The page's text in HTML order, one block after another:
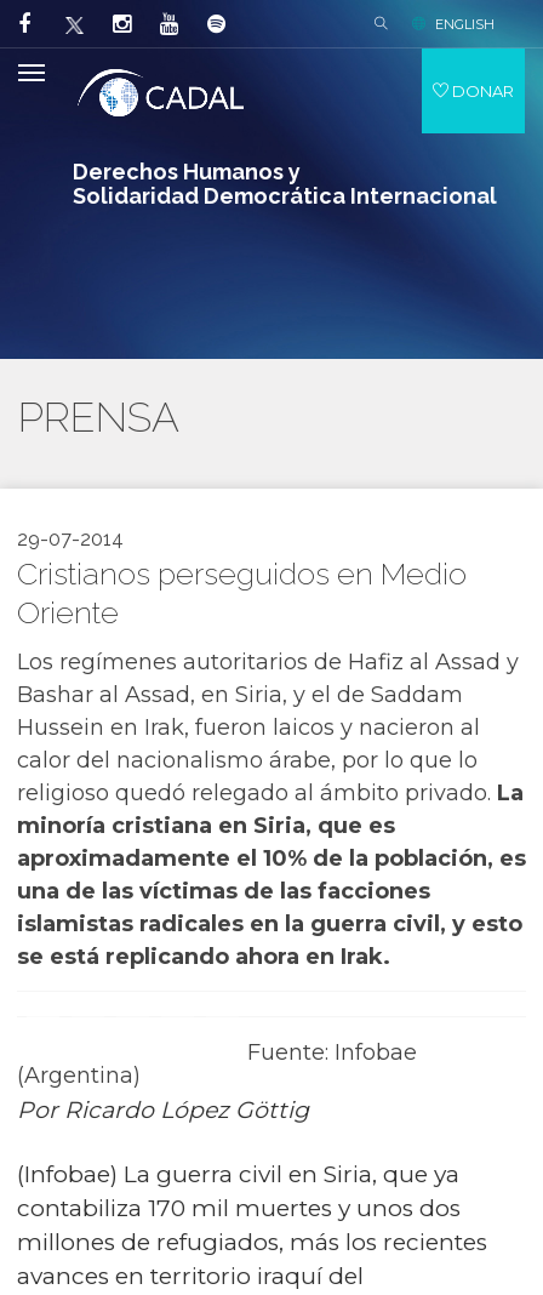
Derechos Humanos y
Solidaridad Democrática Internacional
ENGLISH
DONAR
PRENSA
29-07-2014
Cristianos perseguidos en Medio
Oriente
Los regímenes autoritarios de Hafiz al Assad y
Bashar al Assad, en Siria, y el de Saddam
Hussein en Irak, fueron laicos y nacieron al
calor del nacionalismo árabe, por lo que lo
religioso quedó relegado al ámbito privado. La
minoría cristiana en Siria, que es
aproximadamente el 10% de la población, es
una de las víctimas de las facciones
islamistas radicales en la guerra civil, y esto
se está replicando ahora en Irak.
Fuente: Infobae
(Argentina)
Por Ricardo López Göttig
(Infobae) La guerra civil en Siria, que ya
contabiliza 170 mil muertes y unos dos
millones de refugiados, más los recientes
avances en territorio iraquí del